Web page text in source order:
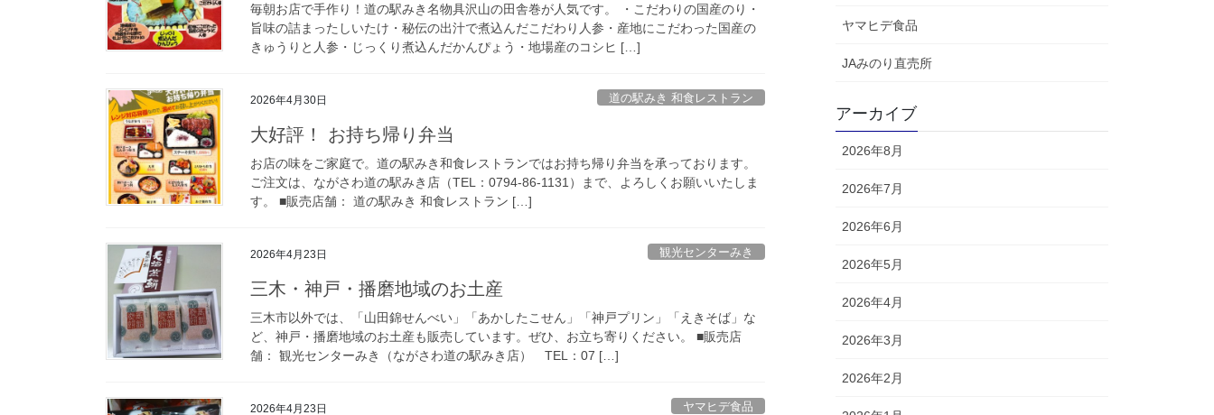
毎朝お店で手作り！道の駅みき名物具沢山の田舎巻が人気です。 ・こだわりの国産のり・
旨味の詰まったしいたけ・秘伝の出汁で煮込んだこだわり人参・産地にこだわった国産の
きゅうりと人参・じっくり煮込んだかんぴょう・地場産のコシヒ […]
2026年4月30日 道の駅みき 和食レストラン
大好評！ お持ち帰り弁当
お店の味をご家庭で。道の駅みき和食レストランではお持ち帰り弁当を承っております。
ご注文は、ながさわ道の駅みき店（TEL：0794-86-1131）まで、よろしくお願いいたしま
す。 ■販売店舗： 道の駅みき 和食レストラン […]
2026年4月23日 観光センターみき
三木・神戸・播磨地域のお土産
三木市以外では、「山田錦せんべい」「あかしたこせん」「神戸プリン」「えきそば」な
ど、神戸・播磨地域のお土産も販売しています。ぜひ、お立ち寄りください。 ■販売店
舗： 観光センターみき（ながさわ道の駅みき店） TEL：07 […]
2026年4月23日 ヤマヒデ食品
ヤマヒデ食品
JAみのり直売所
アーカイブ
2026年8月
2026年7月
2026年6月
2026年5月
2026年4月
2026年3月
2026年2月